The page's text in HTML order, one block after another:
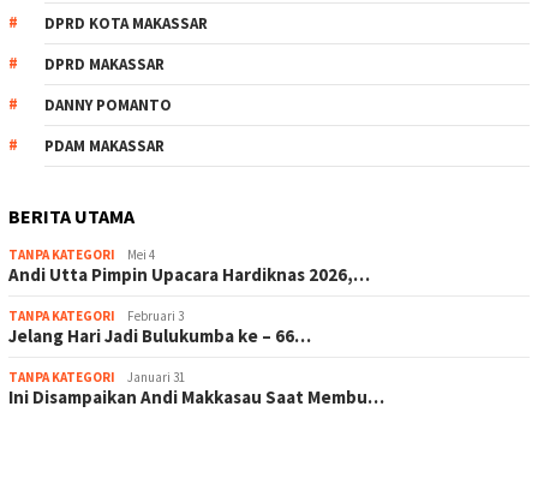
DPRD KOTA MAKASSAR
DPRD MAKASSAR
DANNY POMANTO
PDAM MAKASSAR
BERITA UTAMA
TANPA KATEGORI Mei 4
Andi Utta Pimpin Upacara Hardiknas 2026,…
TANPA KATEGORI Februari 3
Jelang Hari Jadi Bulukumba ke – 66…
TANPA KATEGORI Januari 31
Ini Disampaikan Andi Makkasau Saat Membu…